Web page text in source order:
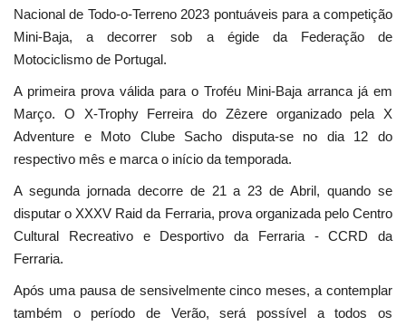
Lazer
Ambiente
Nacional de Todo-o-Terreno 2023 pontuáveis para a competição
Mini-Baja, a decorrer sob a égide da Federação de
Motociclismo de Portugal.
A primeira prova válida para o Troféu Mini-Baja arranca já em
Março. O X-Trophy Ferreira do Zêzere organizado pela X
Adventure e Moto Clube Sacho disputa-se no dia 12 do
respectivo mês e marca o início da temporada.
A segunda jornada decorre de 21 a 23 de Abril, quando se
disputar o XXXV Raid da Ferraria, prova organizada pelo Centro
Cultural Recreativo e Desportivo da Ferraria - CCRD da
Ferraria.
Após uma pausa de sensivelmente cinco meses, a contemplar
também o período de Verão, será possível a todos os